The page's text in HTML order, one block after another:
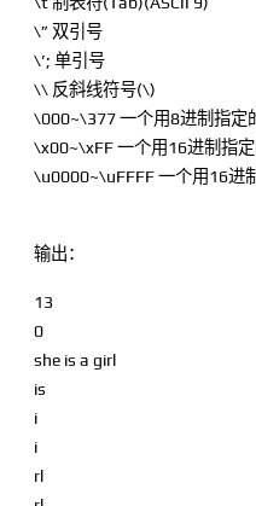
\” 双引号
\’; 单引号
\\ 反斜线符号(\)
\000~\377 一个用8进制指定
\x00~\xFF 一个用16进制指
\u0000~\uFFFF 一个用16进
输出：
13
0
she is a girl
is
i
i
rl